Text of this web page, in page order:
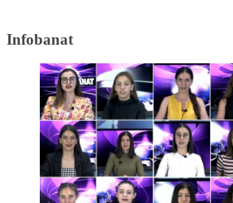
Infobanat